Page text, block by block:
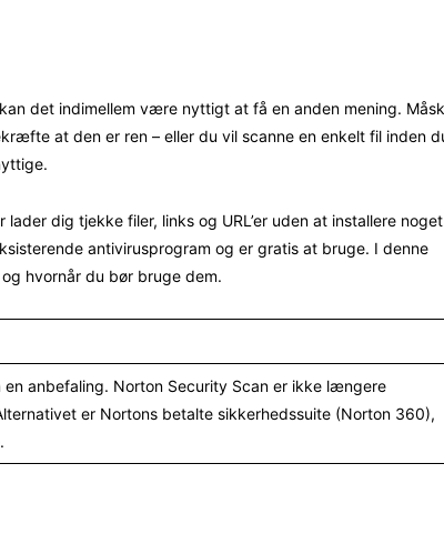
det indimellem være nyttigt at få en anden mening.
at den er ren – eller du vil scanne en enkelt fil inden
dig tjekke filer, links og URL’er uden at installere
antivirusprogram og er gratis at bruge. I denne
hvornår du bør bruge dem.
anbefaling. Norton Security Scan er ikke længere
er Nortons betalte sikkerhedssuite (Norton 360),